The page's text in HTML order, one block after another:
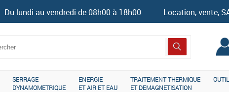
Du lundi au vendredi de 08h00 à 18h00 Location, vente,
SERRAGE
DYNAMOMETRIQUE
ENERGIE
ET AIR ET EAU
TRAITEMENT THERMIQUE
ET DEMAGNETISATION